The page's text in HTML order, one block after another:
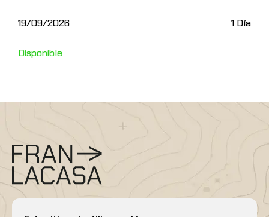
19/09/2026 1 Día
Disponible